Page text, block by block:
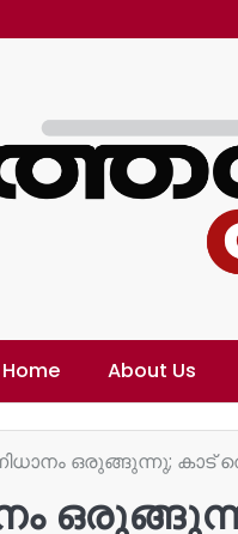
Home About Us
ഒരുങ്ങുന്നു; കാട്